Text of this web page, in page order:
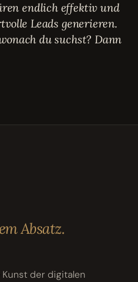
endlich effektiv und
Leads generieren.
du suchst? Dann
Absatz.
der digitalen